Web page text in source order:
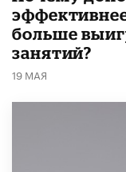
больше
занятий?
19 МАЯ